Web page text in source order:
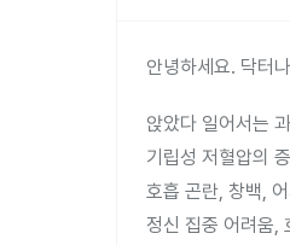
안녕하세요. 닥터
앉았다 일어서는
기립성 저혈압의
호흡 곤란, 창백,
정신 집중 어려움,